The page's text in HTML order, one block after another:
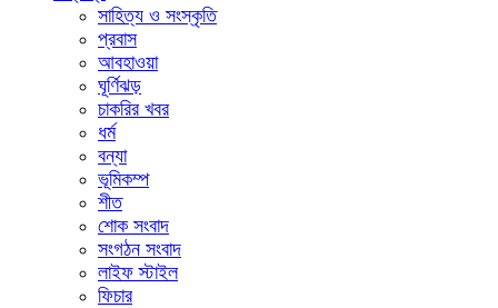
সাহিত্য ও সংস্কৃতি
প্রবাস
আবহাওয়া
ঘূর্ণিঝড়
চাকরির খবর
ধর্ম
বন্যা
ভূমিকম্প
শীত
শোক সংবাদ
সংগঠন সংবাদ
লাইফ স্টাইল
ফিচার